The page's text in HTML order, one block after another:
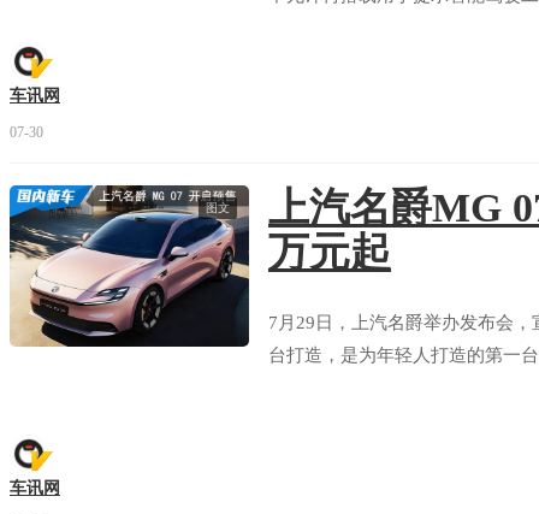
车讯网
07-30
图文
上汽名爵MG
万元起
7月29日，上汽名爵举办发布会
台打造，是为年轻人打造的第一
车讯网
全部拆解
全部拆解